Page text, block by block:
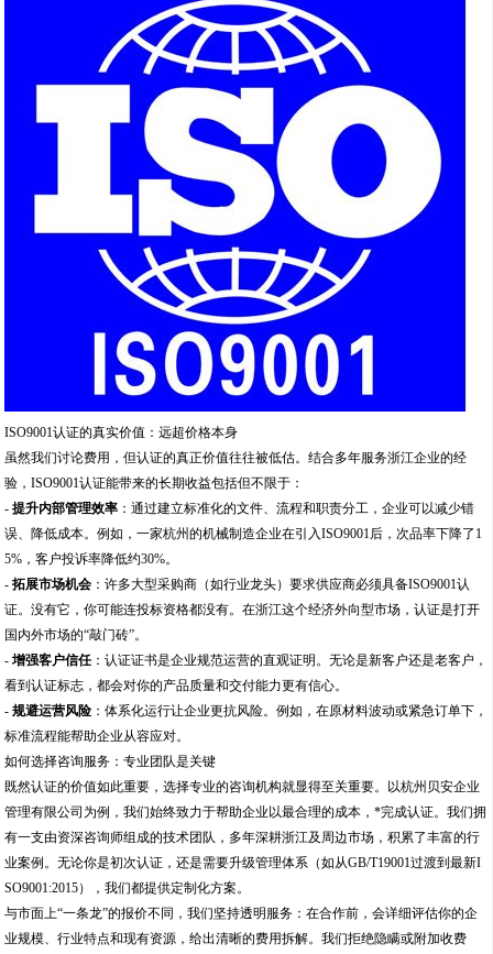
ISO9001认证的真实价值：远超价格本身
虽然我们讨论费用，但认证的真正价值往往被低估。结合多年服务浙江企业的经
验，ISO9001认证能带来的长期收益包括但不限于：
-提升内部管理效率 ：通过建立标准化的文件、流程和职责分工，企业可以减少错
误、降低成本。例如，一家杭州的机械制造企业在引入ISO9001后，次品率下降了1
5%，客户投诉率降低约30%。
-拓展市场机会 ：许多大型采购商（如行业龙头）要求供应商必须具备ISO9001认
证。没有它，你可能连投标资格都没有。在浙江这个经济外向型市场，认证是打开
国内外市场的“敲门砖”。
-增强客户信任 ：认证证书是企业规范运营的直观证明。无论是新客户还是老客户，
看到认证标志，都会对你的产品质量和交付能力更有信心。
-规避运营风险 ：体系化运行让企业更抗风险。例如，在原材料波动或紧急订单下，
标准流程能帮助企业从容应对。
如何选择咨询服务：专业团队是关键
既然认证的价值如此重要，选择专业的咨询机构就显得至关重要。以杭州贝安企业
管理有限公司为例，我们始终致力于帮助企业以最合理的成本，*完成认证。我们拥
有一支由资深咨询师组成的技术团队，多年深耕浙江及周边市场，积累了丰富的行
业案例。无论你是初次认证，还是需要升级管理体系（如从GB/T19001过渡到最新I
SO9001:2015），我们都提供定制化方案。
与市面上“一条龙”的报价不同，我们坚持透明服务：在合作前，会详细评估你的企
业规模、行业特点和现有资源，给出清晰的费用拆解。我们拒绝隐瞒或附加收费